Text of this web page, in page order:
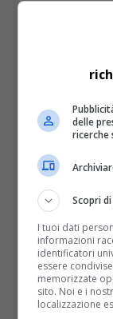
Il “Sentiero
scenario
suggestivi
affrontare
delle
ricerche
Scopri
I tuoi dati
informazioni
identificatori
essere
memorizzate
sito. Noi e i
localizzazione